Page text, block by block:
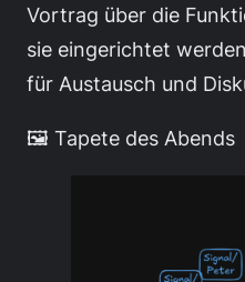
Vortrag über die
sie eingerichtet
für Austausch und
🖼️ Tapete des Abends